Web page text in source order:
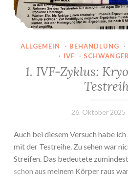
ALLGEMEIN · BEHANDLUNG ·
· IVF ·
1. IVF-Zyklus:
26. Oktober 2025
Auch bei diesem Versuch habe
mit der Testreihe. Zu sehen war
Streifen. Das bedeutete
schon aus meinem Körper raus